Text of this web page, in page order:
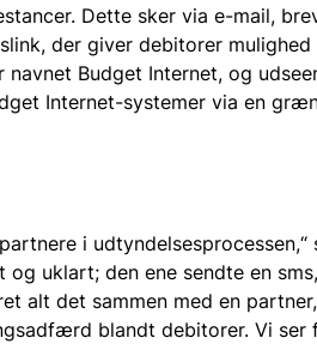
Dette sker via e-mail,
der giver debitorer
Budget Internet, og
Internet-systemer via en
i
uklart; den ene sendte en
alt det sammen med en
blandt debitorer. Vi ser